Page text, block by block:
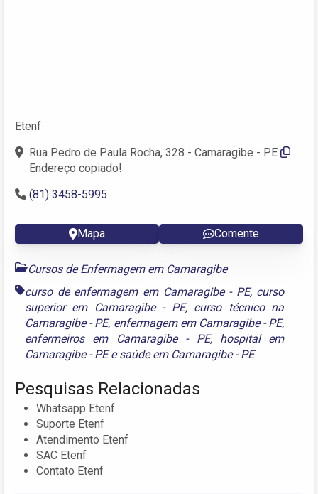
Etenf
Rua Pedro de Paula Rocha, 328 - Camaragibe - PE
Endereço copiado!
(81) 3458-5995
Mapa Comente
Cursos de Enfermagem em Camaragibe
curso de enfermagem em Camaragibe - PE, curso
superior em Camaragibe - PE, curso técnico na
Camaragibe - PE, enfermagem em Camaragibe - PE,
enfermeiros em Camaragibe - PE, hospital em
Camaragibe - PEesaúde em Camaragibe - PE
Pesquisas Relacionadas
Whatsapp Etenf
Suporte Etenf
Atendimento Etenf
SAC Etenf
Contato Etenf